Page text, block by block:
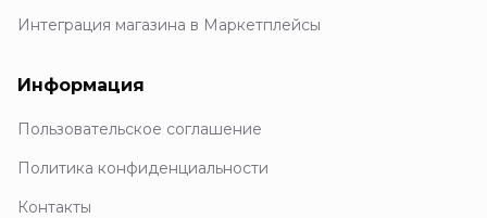
Интеграция магазина в Маркетплейсы
Информация
Пользовательское соглашение
Политика конфиденциальности
Контакты